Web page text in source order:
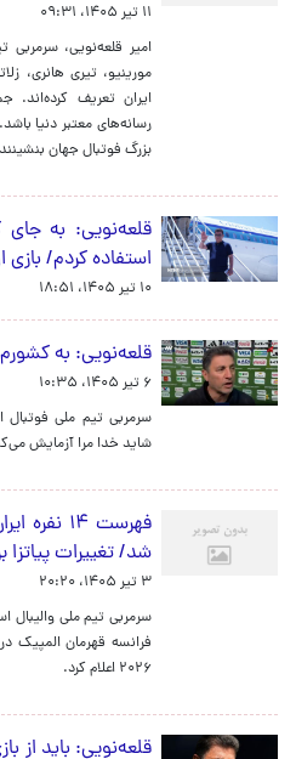
۱۱ تیر ۱۴۰۵، ۰۹:۳۱
امیر قلعه‌نویی، سرمربی
مورینیو، تیری هانری،
ایران تعریف کرده‌اند.
رسانه‌های معتبر دنیا
بزرگ فوتبال جهان
قلعه‌نویی: به جای
استفاده کردم/
۱۰ تیر ۱۴۰۵، ۱۸:۵۱
قلعه‌نویی: به
۶ تیر ۱۴۰۵، ۱۰:۳۵
سرمربی تیم ملی
شاید خدا مرا آزمایش
فهرست ۱۴
شد/ تغییرات پیاتزا
۳ تیر ۱۴۰۵، ۲۰:۲۰
فرانسه قهرمان المپیک
۲۰۲۶ اعلام کرد.
قلعه‌نویی: باید از